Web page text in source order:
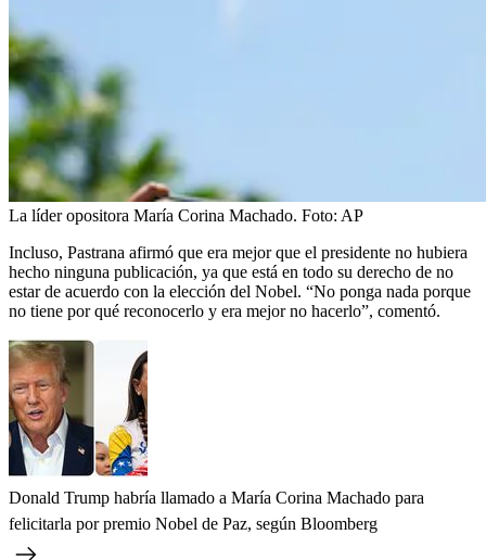
La líder opositora María Corina Machado. Foto: AP
Incluso, Pastrana afirmó que era mejor que el presidente no hubiera
hecho ninguna publicación, ya que está en todo su derecho de no
estar de acuerdo con la elección del Nobel. “No ponga nada porque
no tiene por qué reconocerlo y era mejor no hacerlo”, comentó.
Donald Trump habría llamado a María Corina Machado para
felicitarla por premio Nobel de Paz, según Bloomberg